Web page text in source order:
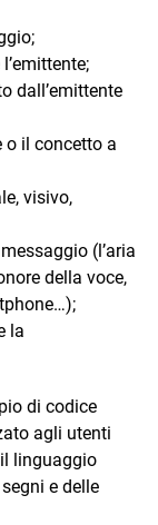
dall’emittente
o il concetto a
visivo,
(l’aria
della voce,
la
di codice
agli utenti
linguaggio
e delle